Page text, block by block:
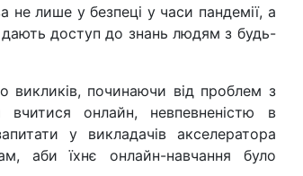
лише у безпеці у часи пандемії, а
доступ до знань людям з будь-
викликів, починаючи від проблем з
вчитися онлайн, невпевненістю в
у викладачів акселератора
аби їхнє онлайн-навчання було